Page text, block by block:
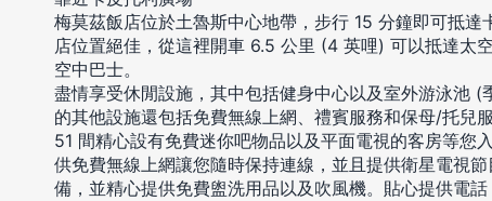
梅莫茲飯店位於土魯斯中心地帶，步行 15 分鐘即可抵達
店位置絕佳，從這裡開車 6.5 公里 (4 英哩) 可以抵達太
空中巴士。
盡情享受休閒設施，其中包括健身中心以及室外游泳池
的其他設施還包括免費無線上網、禮賓服務和保母/托兒
51 間精心設有免費迷你吧物品以及平面電視的客房等您
供免費無線上網讓您隨時保持連線，並且提供衛星電視
備，並精心提供免費盥洗用品以及吹風機。貼心提供電話